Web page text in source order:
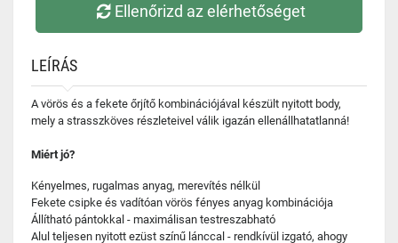
Ellenőrizd az elérhetőséget
LEÍRÁS
A vörös és a fekete őrjítő kombinációjával készült nyitott body,
mely a strasszköves részleteivel válik igazán ellenállhatatlanná!
Miért jó?
Kényelmes, rugalmas anyag, merevítés nélkül
Fekete csipke és vadítóan vörös fényes anyag kombinációja
Állítható pántokkal - maximálisan testreszabható
Alul teljesen nyitott ezüst színű lánccal - rendkívül izgató, ahogy